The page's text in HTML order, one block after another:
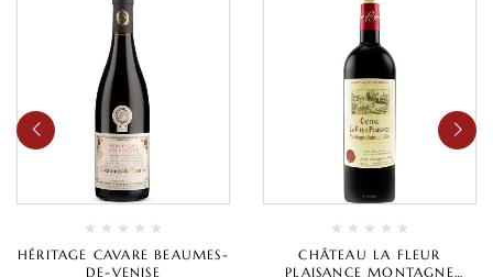
HÉRITAGE CAVARE BEAUMES-
DE-VENISE
CHÂTEAU LA FLEUR
PLAISANCE MONTAGNE